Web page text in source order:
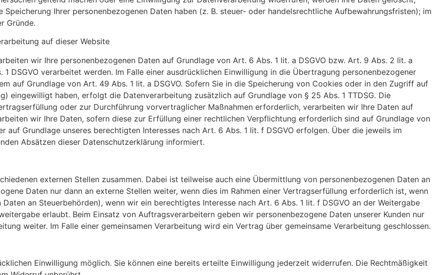
Ihrer personenbezogenen Daten haben (z. B. steuer- oder handelsrechtliche Aufbewahrungsfristen); im
Gründe.
auf dieser Website
wir Ihre personenbezogenen Daten auf Grundlage von Art. 6 Abs. 1 lit. a DSGVO bzw. Art. 9 Abs. 2 lit. a
DSGVO verarbeitet werden. Im Falle einer ausdrücklichen Einwilligung in die Übertragung personenbezogener
auf Grundlage von Art. 49 Abs. 1 lit. a DSGVO. Sofern Sie in die Speicherung von Cookies oder in den Zugriff auf
eingewilligt haben, erfolgt die Datenverarbeitung zusätzlich auf Grundlage von § 25 Abs. 1 TTDSG. Die
oder zur Durchführung vorvertraglicher Maßnahmen erforderlich, verarbeiten wir Ihre Daten auf
wir Ihre Daten, sofern diese zur Erfüllung einer rechtlichen Verpflichtung erforderlich sind auf Grundlage von
auf Grundlage unseres berechtigten Interesses nach Art. 6 Abs. 1 lit. f DSGVO erfolgen. Über die jeweils im
Absätzen dieser Datenschutzerklärung informiert.
externen Stellen zusammen. Dabei ist teilweise auch eine Übermittlung von personenbezogenen Daten an
Daten nur dann an externe Stellen weiter, wenn dies im Rahmen einer Vertragserfüllung erforderlich ist, wenn
an Steuerbehörden), wenn wir ein berechtigtes Interesse nach Art. 6 Abs. 1 lit. f DSGVO an der Weitergabe
erlaubt. Beim Einsatz von Auftragsverarbeitern geben wir personenbezogene Daten unserer Kunden nur
weiter. Im Falle einer gemeinsamen Verarbeitung wird ein Vertrag über gemeinsame Verarbeitung geschlossen.
Einwilligung möglich. Sie können eine bereits erteilte Einwilligung jederzeit widerrufen. Die Rechtmäßigkeit